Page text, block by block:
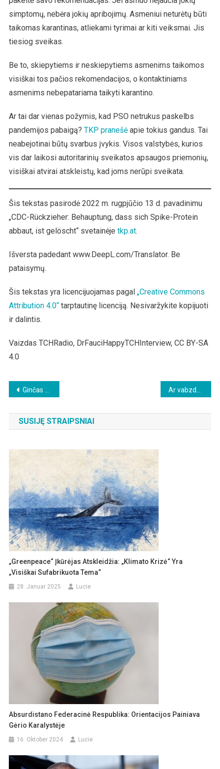
simptomų, nebėra jokių apribojimų. Asmeniui neturėtų būti
taikomas karantinas, atliekami tyrimai ar kiti veiksmai. Jis
tiesiog sveikas.
Be to, skiepytiems ir neskiepytiems asmenims taikomos
visiškai tos pačios rekomendacijos, o kontaktiniams
asmenims nebepatariama taikyti karantino.
Ar tai dar vienas požymis, kad PSO netrukus paskelbs
pandemijos pabaigą? TKP pranešėapie tokius gandus. Tai
neabejotinai būtų svarbus įvykis. Visos valstybės, kurios
vis dar laikosi autoritarinių sveikatos apsaugos priemonių,
visiškai atvirai atskleistų, kad joms nerūpi sveikata.
Šis tekstas pasirodė 2022 m. rugpjūčio 13 d. pavadinimu
„CDC-Rückzieher: Behauptung, dass sich Spike-Protein
abbaut, ist gelöscht“ svetainėje tkp.at.
Išversta padedant www.DeepL.com/Translator. Be
pataisymų.
Šis tekstas yra licencijuojamas pagal „Creative Commons
Attribution 4.0“tarptautinę licenciją. Nesivaržykite kopijuoti
ir dalintis.
Vaizdas TCHRadio, DrFauciHappyTCHInterview, CC BY-SA
4.0
Beitragsnavigation
Ginčas dėl santykių su Rusija: Pietų Afrikos Respublikos užsienio reikalų ministrė pasisakė prieš JAV ir ES „paternalizmą ir bandymus įbauginti“ Ar vabzdžiai mums tinka kaip maistas?
SUSIJĘ STRAIPSNIAI
„Greenpeace“ Įkūrėjas Atskleidžia: „klimato Krizė“ Yra
„visiškai Sufabrikuota Tema“
28. Januar 2025 Lucie
Absurdistano Federacinė Respublika: Orientacijos Painiava
Gėrio Karalystėje
16. Oktober 2024 Lucie